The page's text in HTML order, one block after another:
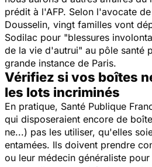
prédit à l'AFP. Selon l'avocate
Dousselin, vingt familles vont
Sodilac pour "blessures
de la vie d'autrui" au pôle santé
grande instance de Paris.
Vérifiez si vos boîtes
les lots incriminés
En pratique, Santé Publique
qui disposeraient encore de
ne...) pas les utiliser, qu'elles
entamées. Ils doivent prendre
ou leur médecin généraliste